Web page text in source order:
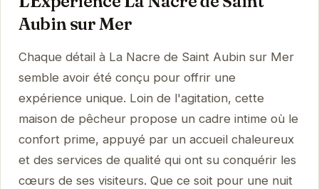
Aubin sur Mer
Chaque détail à La Nacre de Saint Aubin sur Mer
semble avoir été conçu pour offrir une
expérience unique. Loin de l'agitation, cette
maison de pêcheur propose un cadre intime où le
confort prime, appuyé par un accueil chaleureux
et des services de qualité qui ont su conquérir les
cœurs de ses visiteurs. Que ce soit pour une nuit